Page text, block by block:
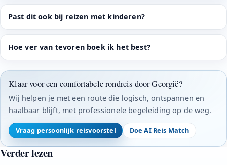
Past dit ook bij reizen met kinderen?
Hoe ver van tevoren boek ik het best?
Klaar voor een comfortabele rondreis door Georgië?
Wij helpen je met een route die logisch, ontspannen en
haalbaar blijft, met professionele begeleiding op de weg.
Vraag persoonlijk reisvoorstel Doe AI Reis Match
Verder lezen